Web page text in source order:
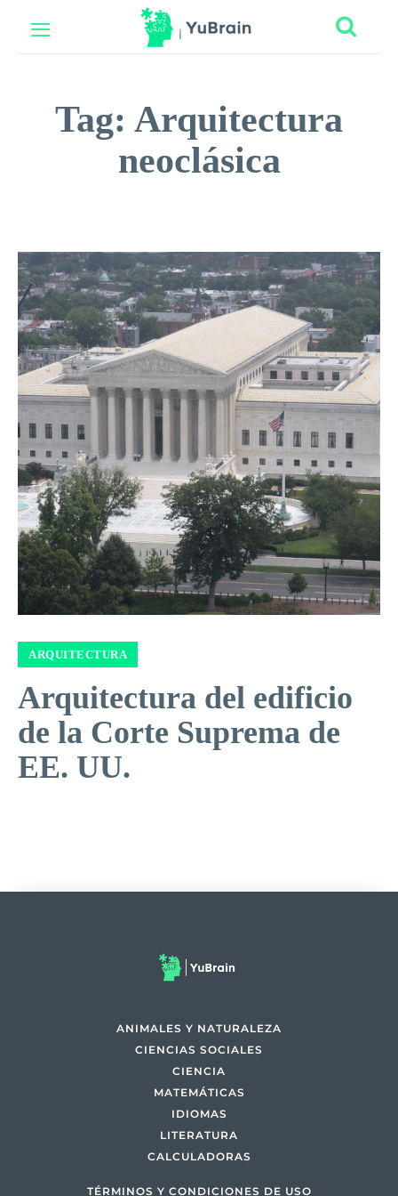
Tag: Arquitectura
neoclásica
ARQUITECTURA
Arquitectura del edificio
de la Corte Suprema de
EE. UU.
ANIMALES Y NATURALEZA
CIENCIAS SOCIALES
CIENCIA
MATEMÁTICAS
IDIOMAS
LITERATURA
CALCULADORAS
TÉRMINOS Y CONDICIONES DE USO